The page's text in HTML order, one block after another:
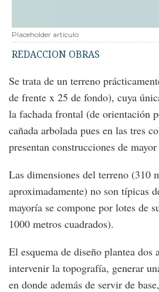
Placeholder articulo
REDACCION OBRAS
Se trata de un terreno
de frente x 25 de fondo), cuya
la fachada frontal (de orientación
cañada arbolada pues en las tres
presentan construcciones de
Las dimensiones del terreno (310
aproximadamente) no son típicas
mayoría se compone por lotes de
1000 metros cuadrados).
El esquema de diseño plantea dos
intervenir la topografía, generar
en donde además de servir de